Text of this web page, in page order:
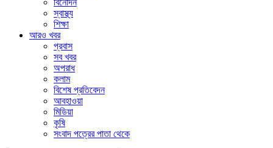
বিনোদন
স্বাস্থ্য
শিক্ষা
আরও খবর
প্রবাস
সব খবর
অপরাধ
কলাম
বিশেষ প্রতিবেদন
আবহাওয়া
মিডিয়া
কৃষি
সংবাদ পত্রের পাতা থেকে